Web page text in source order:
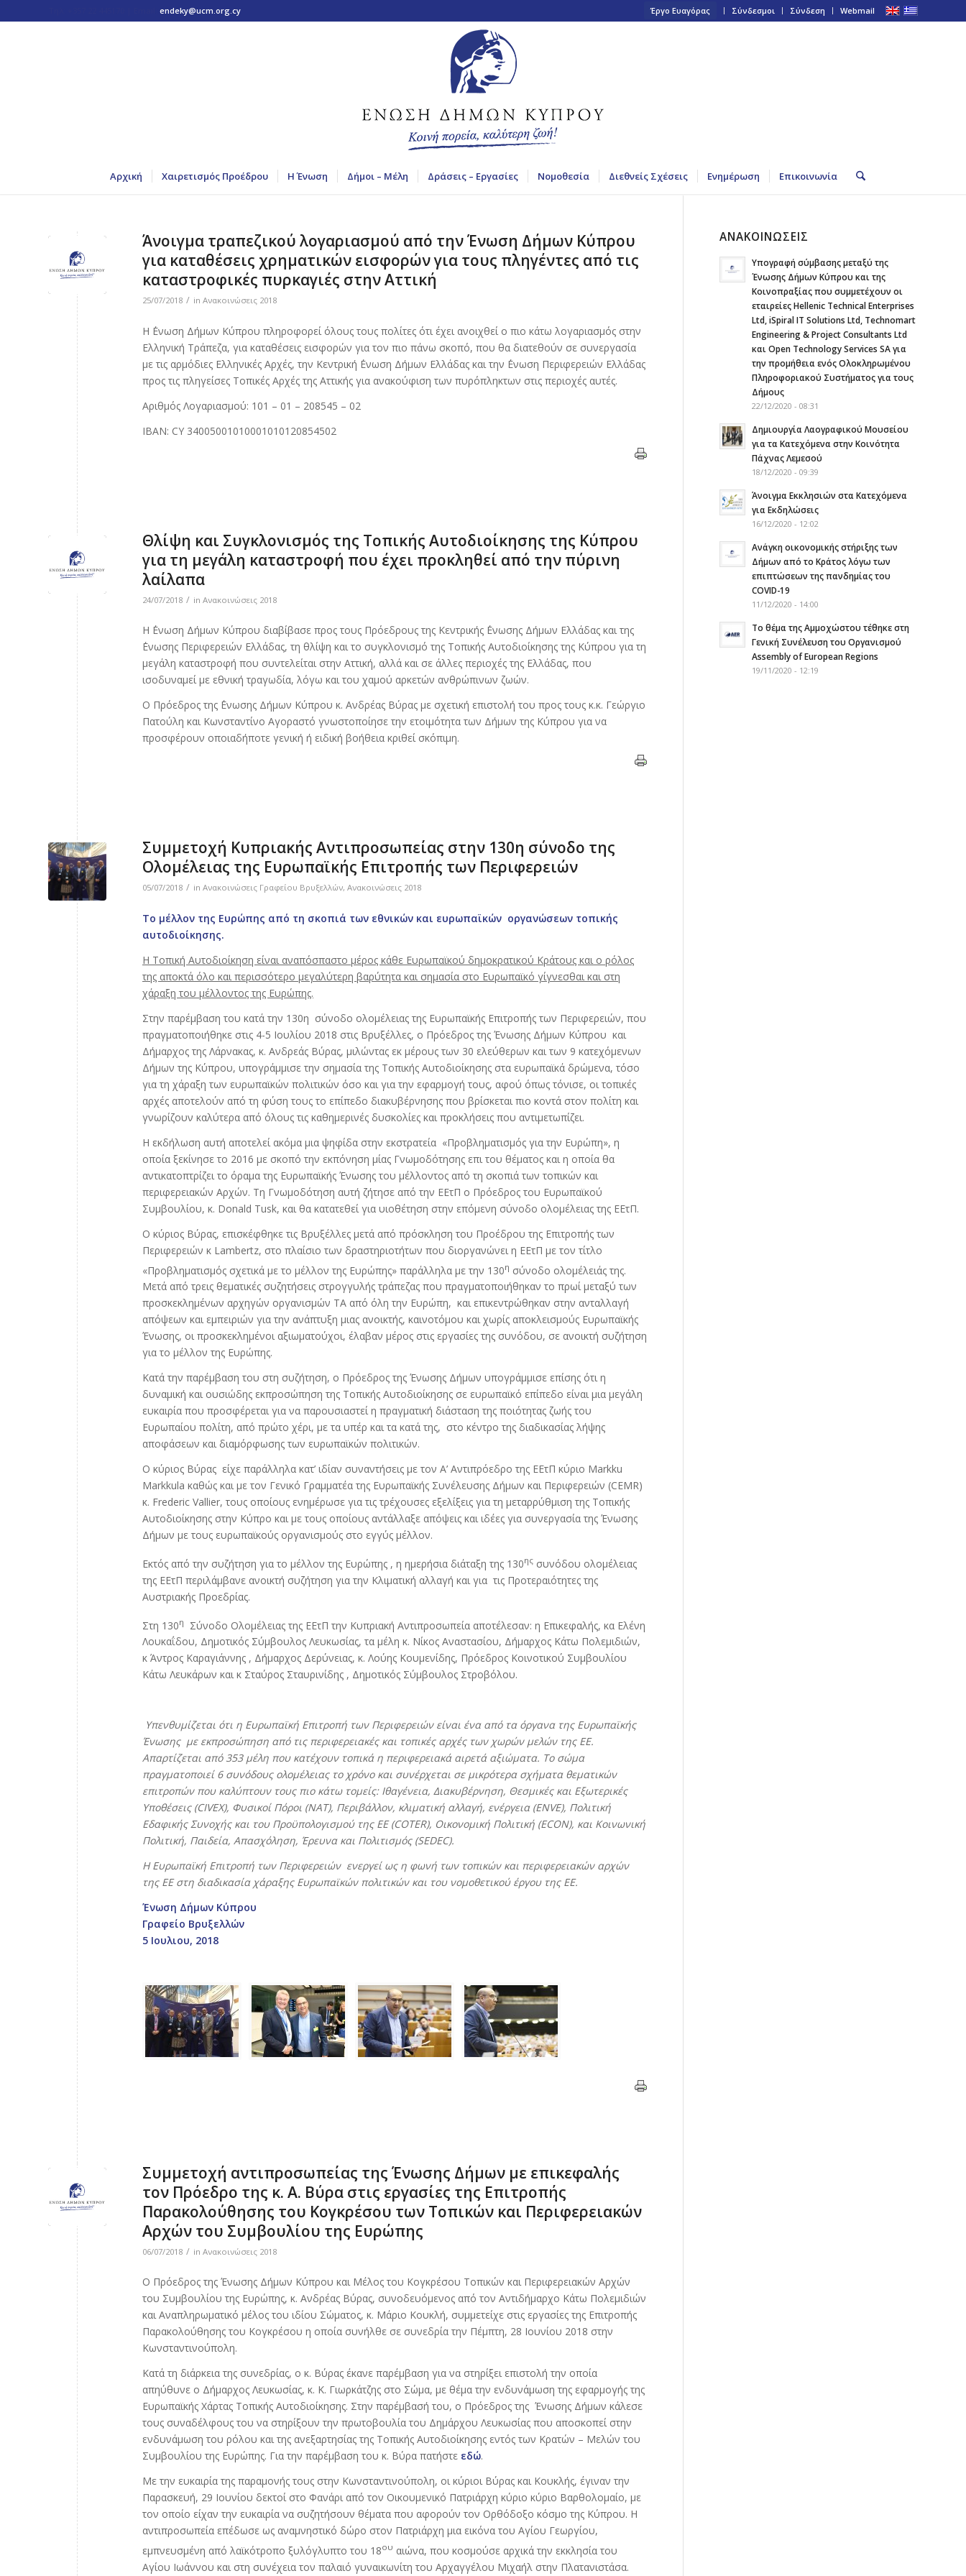
Έργο Ευαγόρας Σύνδεσμοι Σύνδεση Webmail
endeky@ucm.org.cy
Αρχική Χαιρετισμός Προέδρου Η Ένωση Δήμοι – Μέλη Δράσεις – Εργασίες Νομοθεσία Διεθνείς Σχέσεις Ενημέρωση Επικοινωνία
Άνοιγμα τραπεζικού λογαριασμού από την Ένωση Δήμων Κύπρου
για καταθέσεις χρηματικών εισφορών για τους πληγέντες από τις
καταστροφικές πυρκαγιές στην Αττική
25/07/2018 / in Ανακοινώσεις 2018
Η ΄Ενωση Δήμων Κύπρου πληροφορεί όλους τους πολίτες ότι έχει ανοιχθεί ο πιο κάτω λογαριασμός στην
Ελληνική Τράπεζα, για καταθέσεις εισφορών για τον πιο πάνω σκοπό, που θα διατεθούν σε συνεργασία
με τις αρμόδιες Eλληνικές Αρχές, την Κεντρική ΄Ενωση Δήμων Ελλάδας και την ΄Ενωση Περιφερειών Ελλάδας
προς τις πληγείσες Τοπικές Αρχές της Αττικής για ανακούφιση των πυρόπληκτων στις περιοχές αυτές.
Αριθμός Λογαριασμού: 101 – 01 – 208545 – 02
ΙΒΑΝ: CY 34005001010001010120854502
Θλίψη και Συγκλονισμός της Τοπικής Αυτοδιοίκησης της Κύπρου
για τη μεγάλη καταστροφή που έχει προκληθεί από την πύρινη
λαίλαπα
24/07/2018 / in Ανακοινώσεις 2018
Η ΄Ενωση Δήμων Κύπρου διαβίβασε προς τους Πρόεδρους της Κεντρικής ΄Ενωσης Δήμων Ελλάδας και της
΄Ενωσης Περιφερειών Ελλάδας, τη θλίψη και το συγκλονισμό της Τοπικής Αυτοδιοίκησης της Κύπρου για τη
μεγάλη καταστροφή που συντελείται στην Αττική, αλλά και σε άλλες περιοχές της Ελλάδας, που
ισοδυναμεί με εθνική τραγωδία, λόγω και του χαμού αρκετών ανθρώπινων ζωών.
Ο Πρόεδρος της ΄Ενωσης Δήμων Κύπρου κ. Ανδρέας Βύρας με σχετική επιστολή του προς τους κ.κ. Γεώργιο
Πατούλη και Κωνσταντίνο Αγοραστό γνωστοποίησε την ετοιμότητα των Δήμων της Κύπρου για να
προσφέρουν οποιαδήποτε γενική ή ειδική βοήθεια κριθεί σκόπιμη.
Συμμετοχή Κυπριακής Αντιπροσωπείας στην 130η σύνοδο της
Ολομέλειας της Ευρωπαϊκής Επιτροπής των Περιφερειών
05/07/2018 / in Ανακοινώσεις Γραφείου Βρυξελλών, Ανακοινώσεις 2018
Το μέλλον της Ευρώπης από τη σκοπιά των εθνικών και ευρωπαϊκών οργανώσεων τοπικής
αυτοδιοίκησης.
Η Τοπική Αυτοδιοίκηση είναι αναπόσπαστο μέρος κάθε Ευρωπαϊκού δημοκρατικού Κράτους και ο ρόλος
της αποκτά όλο και περισσότερο μεγαλύτερη βαρύτητα και σημασία στο Ευρωπαϊκό γίγνεσθαι και στη
χάραξη του μέλλοντος της Ευρώπης.
Στην παρέμβαση του κατά την 130η σύνοδο ολομέλειας της Ευρωπαϊκής Επιτροπής των Περιφερειών, που
πραγματοποιήθηκε στις 4-5 Ιουλίου 2018 στις Βρυξέλλες, ο Πρόεδρος της Ένωσης Δήμων Κύπρου και
Δήμαρχος της Λάρνακας, κ. Ανδρεάς Βύρας, μιλώντας εκ μέρους των 30 ελεύθερων και των 9 κατεχόμενων
Δήμων της Κύπρου, υπογράμμισε την σημασία της Τοπικής Αυτοδιοίκησης στα ευρωπαϊκά δρώμενα, τόσο
για τη χάραξη των ευρωπαϊκών πολιτικών όσο και για την εφαρμογή τους, αφού όπως τόνισε, οι τοπικές
αρχές αποτελούν από τη φύση τους το επίπεδο διακυβέρνησης που βρίσκεται πιο κοντά στον πολίτη και
γνωρίζουν καλύτερα από όλους τις καθημερινές δυσκολίες και προκλήσεις που αντιμετωπίζει.
Η εκδήλωση αυτή αποτελεί ακόμα μια ψηφίδα στην εκστρατεία «Προβληματισμός για την Ευρώπη», η
οποία ξεκίνησε το 2016 με σκοπό την εκπόνηση μίας Γνωμοδότησης επι του θέματος και η οποία θα
αντικατοπτρίζει το όραμα της Ευρωπαϊκής Ένωσης του μέλλοντος από τη σκοπιά των τοπικών και
περιφερειακών Αρχών. Τη Γνωμοδότηση αυτή ζήτησε από την ΕΕτΠ ο Πρόεδρος του Ευρωπαϊκού
Συμβουλίου, κ. Donald Tusk, και θα κατατεθεί για υιοθέτηση στην επόμενη σύνοδο ολομέλειας της ΕΕτΠ.
Ο κύριος Βύρας, επισκέφθηκε τις Βρυξέλλες μετά από πρόσκληση του Προέδρου της Επιτροπής των
Περιφερειών κ Lambertz, στο πλαίσιο των δραστηριοτήτων που διοργανώνει η ΕΕτΠ με τον τίτλο
«Προβληματισμός σχετικά με το μέλλον της Ευρώπης» παράλληλα με την 130η σύνοδο ολομέλειάς της.
Μετά από τρεις θεματικές συζητήσεις στρογγυλής τράπεζας που πραγματοποιήθηκαν το πρωί μεταξύ των
προσκεκλημένων αρχηγών οργανισμών ΤΑ από όλη την Ευρώπη, και επικεντρώθηκαν στην ανταλλαγή
απόψεων και εμπειριών για την ανάπτυξη μιας ανοικτής, καινοτόμου και χωρίς αποκλεισμούς Ευρωπαϊκής
Ένωσης, οι προσκεκλημένοι αξιωματούχοι, έλαβαν μέρος στις εργασίες της συνόδου, σε ανοικτή συζήτηση
για το μέλλον της Ευρώπης.
Κατά την παρέμβαση του στη συζήτηση, ο Πρόεδρος της Ένωσης Δήμων υπογράμμισε επίσης ότι η
δυναμική και ουσιώδης εκπροσώπηση της Τοπικής Αυτοδιοίκησης σε ευρωπαϊκό επίπεδο είναι μια μεγάλη
ευκαιρία που προσφέρεται για να παρουσιαστεί η πραγματική διάσταση της ποιότητας ζωής του
Ευρωπαίου πολίτη, από πρώτο χέρι, με τα υπέρ και τα κατά της, στο κέντρο της διαδικασίας λήψης
αποφάσεων και διαμόρφωσης των ευρωπαϊκών πολιτικών.
Ο κύριος Βύρας είχε παράλληλα κατ’ ιδίαν συναντήσεις με τον Α’ Αντιπρόεδρο της ΕΕτΠ κύριο Markku
Markkula καθώς και με τον Γενικό Γραμματέα της Ευρωπαϊκής Συνέλευσης Δήμων και Περιφερειών (CEMR)
κ. Frederic Vallier, τους οποίους ενημέρωσε για τις τρέχουσες εξελίξεις για τη μεταρρύθμιση της Τοπικής
Αυτοδιοίκησης στην Κύπρο και με τους οποίους αντάλλαξε απόψεις και ιδέες για συνεργασία της Ένωσης
Δήμων με τους ευρωπαϊκούς οργανισμούς στο εγγύς μέλλον.
Εκτός από την συζήτηση για το μέλλον της Ευρώπης , η ημερήσια διάταξη της 130ης συνόδου ολομέλειας
της ΕΕτΠ περιλάμβανε ανοικτή συζήτηση για την Κλιματική αλλαγή και για τις Προτεραιότητες της
Αυστριακής Προεδρίας.
Στη 130η
Σύνοδο Ολομέλειας της ΕΕτΠ την Κυπριακή Αντιπροσωπεία αποτέλεσαν: η Επικεφαλής, κα Ελένη
Λουκαΐδου, Δημοτικός Σύμβουλος Λευκωσίας, τα μέλη κ. Νίκος Αναστασίου, Δήμαρχος Κάτω Πολεμιδιών,
κ Άντρος Καραγιάννης , Δήμαρχος Δερύνειας, κ. Λούης Κουμενίδης, Πρόεδρος Κοινοτικού Συμβουλίου
Κάτω Λευκάρων και κ Σταύρος Σταυρινίδης , Δημοτικός Σύμβουλος Στροβόλου.
Υπενθυμίζεται ότι η Ευρωπαϊκή Επιτροπή των Περιφερειών είναι ένα από τα όργανα της Ευρωπαϊκής
Ένωσης με εκπροσώπηση από τις περιφερειακές και τοπικές αρχές των χωρών μελών της ΕΕ.
Απαρτίζεται από 353 μέλη που κατέχουν τοπικά η περιφερειακά αιρετά αξιώματα. Το σώμα
πραγματοποιεί 6 συνόδους ολομέλειας το χρόνο και συνέρχεται σε μικρότερα σχήματα θεματικών
επιτροπών που καλύπτουν τους πιο κάτω τομείς: Ιθαγένεια, Διακυβέρνηση, Θεσμικές και Εξωτερικές
Υποθέσεις (CIVEX), Φυσικοί Πόροι (NAT), Περιβάλλον, κλιματική αλλαγή, ενέργεια (ENVE), Πολιτική
Εδαφικής Συνοχής και του Προϋπολογισμού της ΕΕ (COTER), Οικονομική Πολιτική (ECON), και Κοινωνική
Πολιτική, Παιδεία, Απασχόληση, Έρευνα και Πολιτισμός (SEDEC).
Η Ευρωπαϊκή Επιτροπή των Περιφερειών ενεργεί ως η φωνή των τοπικών και περιφερειακών αρχών
της ΕΕ στη διαδικασία χάραξης Ευρωπαϊκών πολιτικών και του νομοθετικού έργου της ΕΕ.
Ένωση Δήμων Κύπρου
Γραφείο Βρυξελλών
5 Ιουλιου, 2018
Συμμετοχή αντιπροσωπείας της Ένωσης Δήμων με επικεφαλής
τον Πρόεδρο της κ. Α. Βύρα στις εργασίες της Επιτροπής
Παρακολούθησης του Κογκρέσου των Τοπικών και Περιφερειακών
Αρχών του Συμβουλίου της Ευρώπης
06/07/2018 / in Ανακοινώσεις 2018
Ο Πρόεδρος της Ένωσης Δήμων Κύπρου και Μέλος του Κογκρέσου Τοπικών και Περιφερειακών Αρχών
του Συμβουλίου της Ευρώπης, κ. Ανδρέας Βύρας, συνοδευόμενος από τον Αντιδήμαρχο Κάτω Πολεμιδιών
και Αναπληρωματικό μέλος του ιδίου Σώματος, κ. Μάριο Κουκλή, συμμετείχε στις εργασίες της Επιτροπής
Παρακολούθησης του Κογκρέσου η οποία συνήλθε σε συνεδρία την Πέμπτη, 28 Ιουνίου 2018 στην
Κωνσταντινούπολη.
Κατά τη διάρκεια της συνεδρίας, ο κ. Βύρας έκανε παρέμβαση για να στηρίξει επιστολή την οποία
απηύθυνε ο Δήμαρχος Λευκωσίας, κ. Κ. Γιωρκάτζης στο Σώμα, με θέμα την ενδυνάμωση της εφαρμογής της
Ευρωπαϊκής Χάρτας Τοπικής Αυτοδιοίκησης. Στην παρέμβασή του, ο Πρόεδρος της Ένωσης Δήμων κάλεσε
τους συναδέλφους του να στηρίξουν την πρωτοβουλία του Δημάρχου Λευκωσίας που αποσκοπεί στην
ενδυνάμωση του ρόλου και της ανεξαρτησίας της Τοπικής Αυτοδιοίκησης εντός των Κρατών – Μελών του
Συμβουλίου της Ευρώπης. Για την παρέμβαση του κ. Βύρα πατήστε εδώ.
Με την ευκαιρία της παραμονής τους στην Κωνσταντινούπολη, οι κύριοι Βύρας και Κουκλής, έγιναν την
Παρασκευή, 29 Ιουνίου δεκτοί στο Φανάρι από τον Οικουμενικό Πατριάρχη κύριο κύριο Βαρθολομαίο, με
τον οποίο είχαν την ευκαιρία να συζητήσουν θέματα που αφορούν τον Ορθόδοξο κόσμο της Κύπρου. Η
αντιπροσωπεία επέδωσε ως αναμνηστικό δώρο στον Πατριάρχη μια εικόνα του Αγίου Γεωργίου,
εμπνευσμένη από λαϊκότροπο ξυλόγλυπτο του 18ου αιώνα, που κοσμούσε αρχικά την εκκλησία του
Αγίου Ιωάννου και στη συνέχεια τον παλαιό γυναικωνίτη του Αρχαγγέλου Μιχαήλ στην Πλατανιστάσα.
ΑΝΑΚΟΙΝΩΣΕΙΣ
Υπογραφή σύμβασης μεταξύ της
Ένωσης Δήμων Κύπρου και της
Κοινοπραξίας που συμμετέχουν οι
εταιρείες Hellenic Technical Enterprises
Ltd, iSpiral IT Solutions Ltd, Technomart
Engineering & Project Consultants Ltd
και Open Technology Services SA για
την προμήθεια ενός Ολοκληρωμένου
Πληροφοριακού Συστήματος για τους
Δήμους
22/12/2020 - 08:31
Δημιουργία Λαογραφικού Μουσείου
για τα Κατεχόμενα στην Κοινότητα
Πάχνας Λεμεσού
18/12/2020 - 09:39
Άνοιγμα Εκκλησιών στα Κατεχόμενα
για Εκδηλώσεις
16/12/2020 - 12:02
Ανάγκη οικονομικής στήριξης των
Δήμων από το Κράτος λόγω των
επιπτώσεων της πανδημίας του
COVID-19
11/12/2020 - 14:00
Το θέμα της Αμμοχώστου τέθηκε στη
Γενική Συνέλευση του Οργανισμού
Assembly of European Regions
19/11/2020 - 12:19